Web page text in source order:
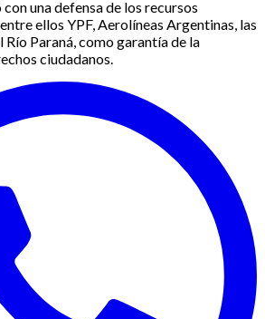
una defensa de los recursos
ellos YPF, Aerolíneas Argentinas, las
Río Paraná, como garantía de la
ciudadanos.